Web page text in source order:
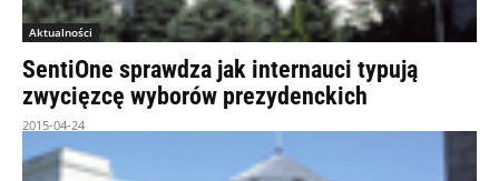
Aktualności
SentiOne sprawdza jak internauci typują
zwycięzcę wyborów prezydenckich
2015-04-24